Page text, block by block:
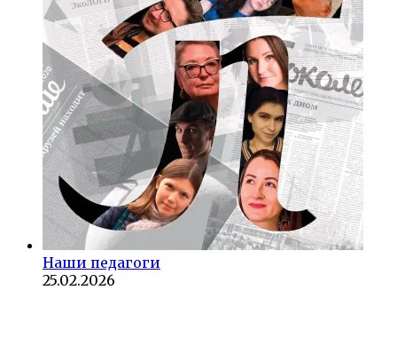
Наши педагоги
25.02.2026